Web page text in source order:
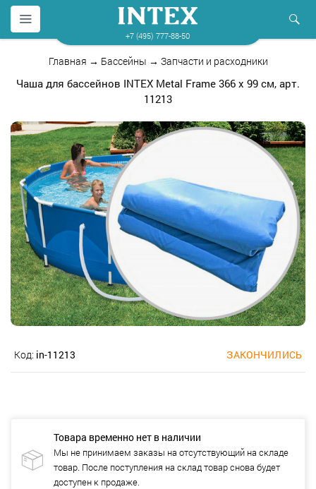
+7 (495) 777-88-50
Главная → Бассейны → Запчасти и расходники
Чаша для бассейнов INTEX Metal Frame 366 х 99 см, арт.
11213
Код: in-11213 ЗАКОНЧИЛИСЬ
Товара временно нет в наличии
Мы не принимаем заказы на отсутствующий на складе
товар. После поступления на склад товар снова будет
доступен к продаже.